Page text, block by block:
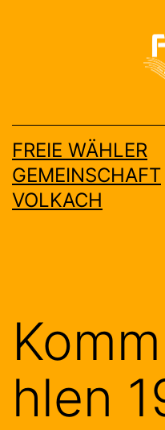
FREIE WÄHLER
GEMEINSCHAFT
VOLKACH
hlen